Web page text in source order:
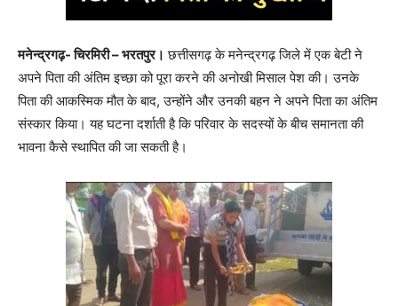
मनेन्द्रगढ़- चिरमिरी – भरतपुर। छत्तीसगढ़ के मनेन्द्रगढ़ जिले में एक बेटी ने
अपने पिता की अंतिम इच्छा को पूरा करने की अनोखी मिसाल पेश की। उनके
पिता की आकस्मिक मौत के बाद, उन्होंने और उनकी बहन ने अपने पिता का अंतिम
संस्कार किया। यह घटना दर्शाती है कि परिवार के सदस्यों के बीच समानता की
भावना कैसे स्थापित की जा सकती है।